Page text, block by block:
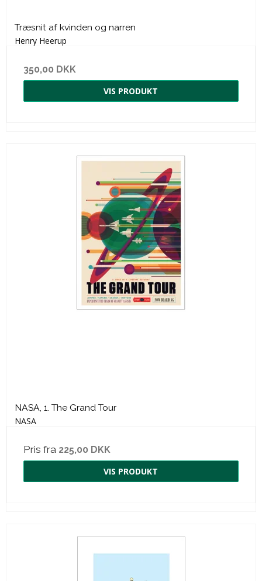
Træsnit af kvinden og narren
Henry Heerup
350,00 DKK
VIS PRODUKT
NASA, 1. The Grand Tour
NASA
Pris fra 225,00 DKK
VIS PRODUKT